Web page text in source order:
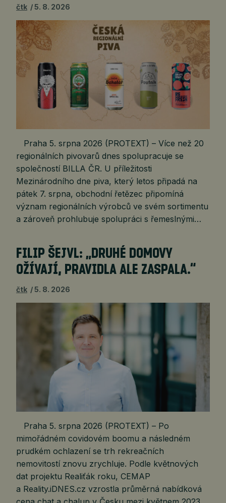
čtk 5. 8. 2026
Praha 5. srpna 2026 (PROTEXT) – Více než 20
regionálních pivovarů dnes spolupracuje se
společností BILLA ČR. U příležitosti
Mezinárodního dne piva, který letos připadá na
pátek 7. srpna, obchodní řetězec připomíná
význam regionálních výrobců ve svém sortimentu
a zároveň prohlubuje spolupráci s řemeslnými…
FILIP ŠEJVL: „DRUHÉ DOMOVY
OŽÍVAJÍ, PRAVIDLA ALE ZASPALA.“
čtk 5. 8. 2026
Praha 5. srpna 2026 (PROTEXT) – Po
mimořádném covidovém boomu a následném
prudkém ochlazení se trh rekreačních
nemovitostí znovu zrychluje. Podle květnových
dat projektu Realiťák roku, CEMAP
a Reality.iDNES.cz vzrostla průměrná nabídková